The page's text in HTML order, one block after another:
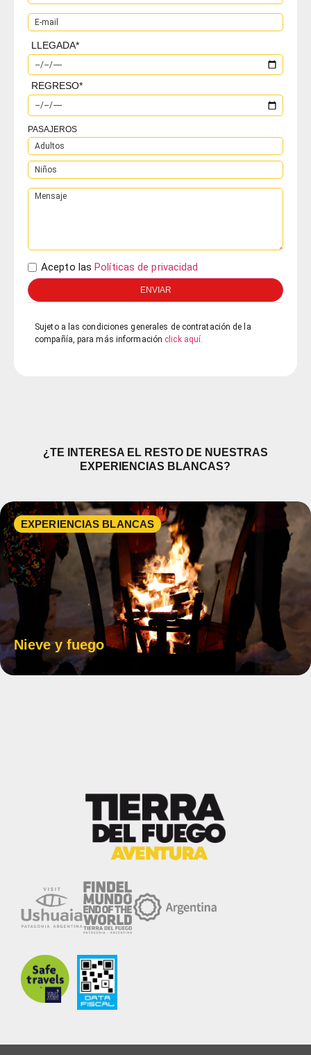
LLEGADA*
REGRESO*
PASAJEROS
Acepto lasPolíticas de privacidad
ENVIAR
Sujeto a las condiciones generales de contratación de la
compañía, para más información click aquí.
¿TE INTERESA EL RESTO DE NUESTRAS
EXPERIENCIAS BLANCAS?
EXPERIENCIAS BLANCAS
Nieve y fuego